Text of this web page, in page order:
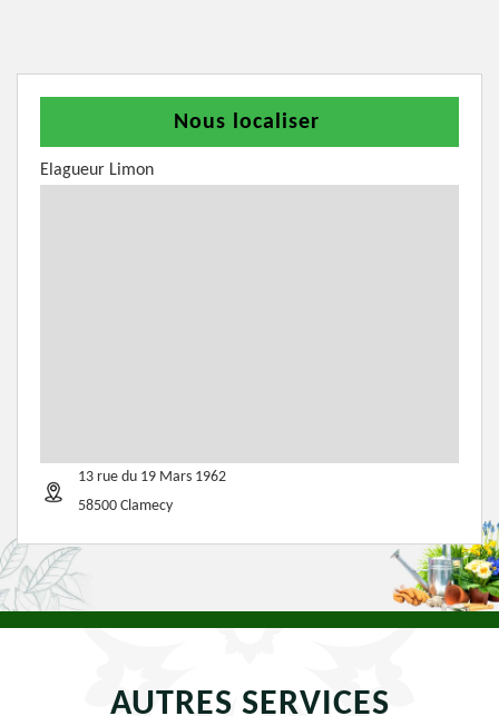
Nous localiser
Elagueur Limon
13 rue du 19 Mars 1962
58500 Clamecy
AUTRES SERVICES